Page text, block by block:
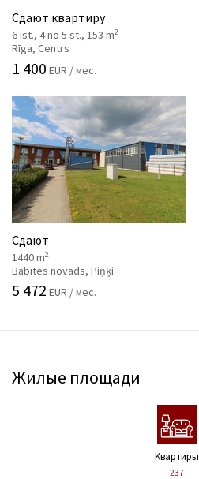
Сдают квартиру
6 ist., 4 no 5 st., 153 m2
Rīga, Centrs
1 400 EUR / мес.
Сдают
1440 m2
Babītes novads, Piņķi
5 472 EUR / мес.
Жилые площади
Kвартиры
237